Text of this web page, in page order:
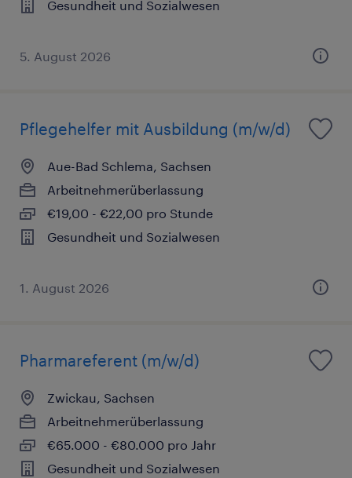
Gesundheit und Sozialwesen
5. August 2026
Pflegehelfer mit Ausbildung (m/w/d)
Aue-Bad Schlema, Sachsen
Arbeitnehmerüberlassung
€19,00 - €22,00 pro Stunde
Gesundheit und Sozialwesen
1. August 2026
Pharmareferent (m/w/d)
Zwickau, Sachsen
Arbeitnehmerüberlassung
€65.000 - €80.000 pro Jahr
Gesundheit und Sozialwesen